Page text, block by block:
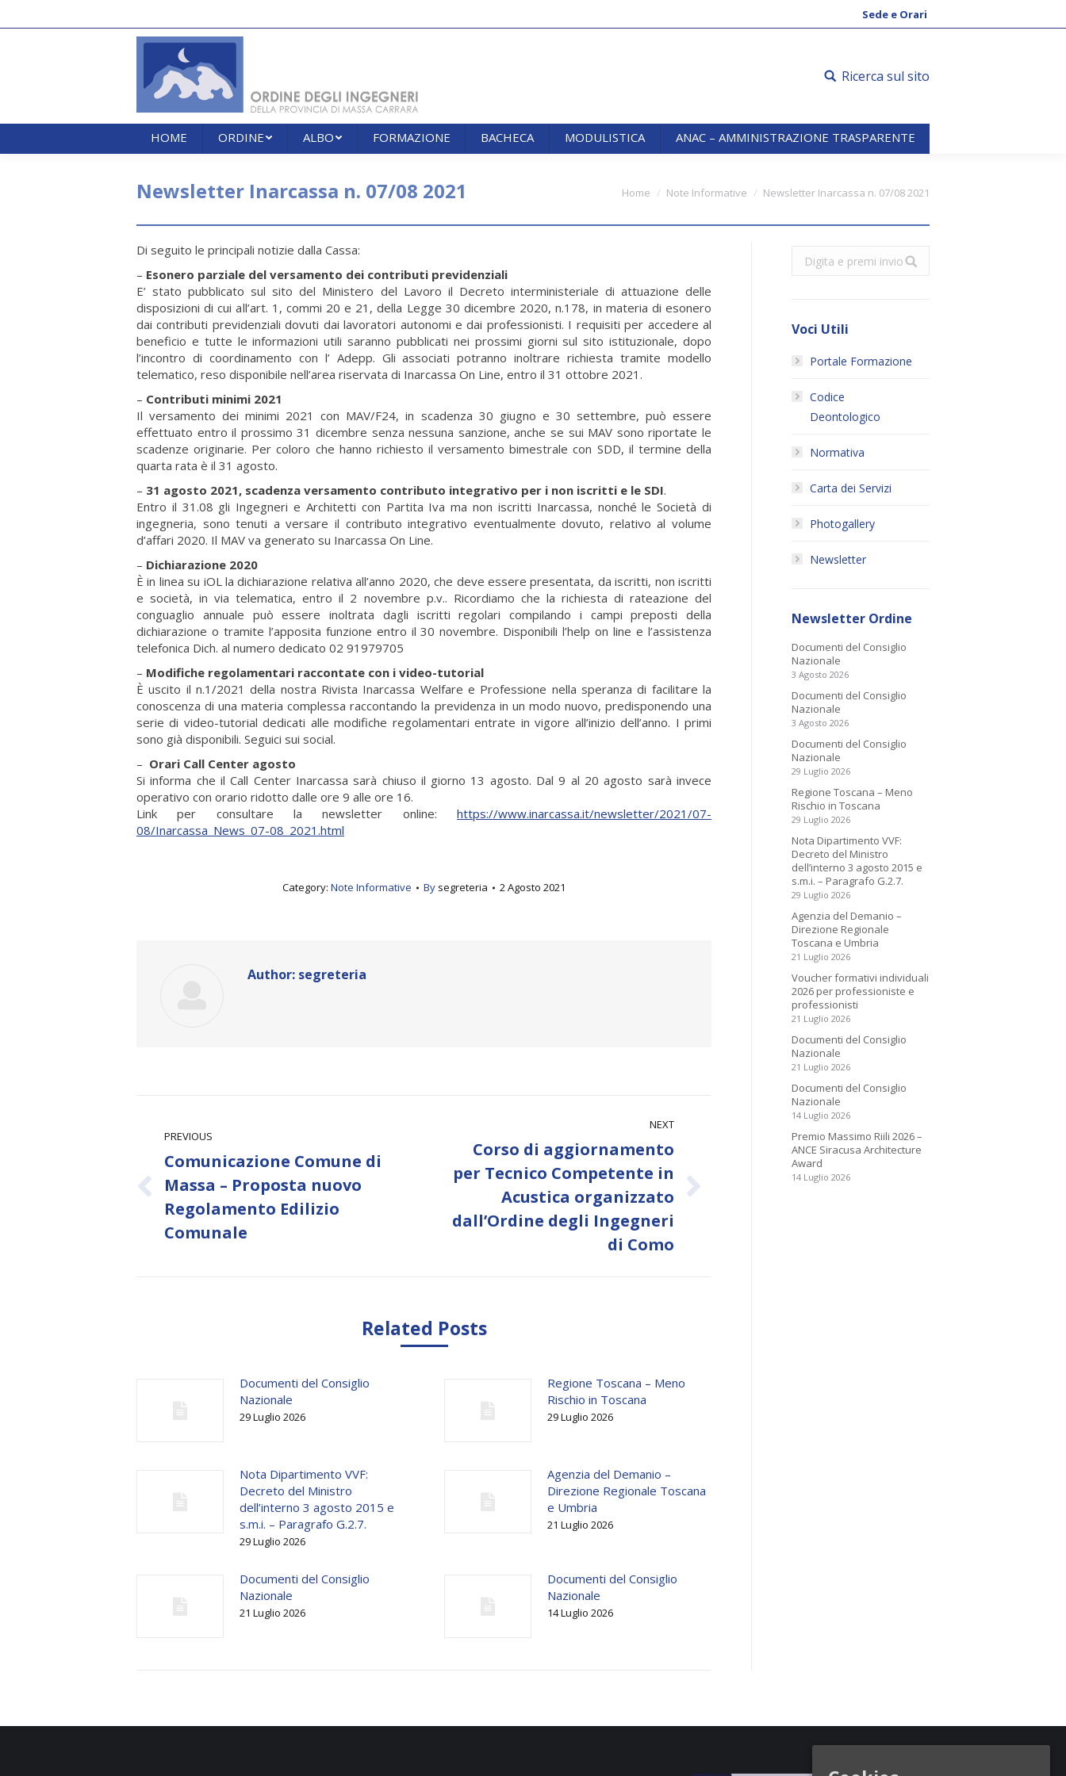
Sede e Orari
Ricerca sul sito
HOME ORDINE ALBO FORMAZIONE BACHECA MODULISTICA ANAC – AMMINISTRAZIONE TRASPARENTE
Newsletter Inarcassa n. 07/08 2021 Home Note Informative Newsletter Inarcassa n. 07/08 2021
Di seguito le principali notizie dalla Cassa:
– Esonero parziale del versamento dei contributi previdenziali
E’ stato pubblicato sul sito del Ministero del Lavoro il Decreto interministeriale di attuazione delle
disposizioni di cui all’art. 1, commi 20 e 21, della Legge 30 dicembre 2020, n.178, in materia di esonero
dai contributi previdenziali dovuti dai lavoratori autonomi e dai professionisti. I requisiti per accedere al
beneficio e tutte le informazioni utili saranno pubblicati nei prossimi giorni sul sito istituzionale, dopo
l’incontro di coordinamento con l’ Adepp. Gli associati potranno inoltrare richiesta tramite modello
telematico, reso disponibile nell’area riservata di Inarcassa On Line, entro il 31 ottobre 2021.
– Contributi minimi 2021
Il versamento dei minimi 2021 con MAV/F24, in scadenza 30 giugno e 30 settembre, può essere
effettuato entro il prossimo 31 dicembre senza nessuna sanzione, anche se sui MAV sono riportate le
scadenze originarie. Per coloro che hanno richiesto il versamento bimestrale con SDD, il termine della
quarta rata è il 31 agosto.
– 31 agosto 2021, scadenza versamento contributo integrativo per i non iscritti e le SDI.
Entro il 31.08 gli Ingegneri e Architetti con Partita Iva ma non iscritti Inarcassa, nonché le Società di
ingegneria, sono tenuti a versare il contributo integrativo eventualmente dovuto, relativo al volume
d’affari 2020. Il MAV va generato su Inarcassa On Line.
– Dichiarazione 2020
È in linea su iOL la dichiarazione relativa all’anno 2020, che deve essere presentata, da iscritti, non iscritti
e società, in via telematica, entro il 2 novembre p.v.. Ricordiamo che la richiesta di rateazione del
conguaglio annuale può essere inoltrata dagli iscritti regolari compilando i campi preposti della
dichiarazione o tramite l’apposita funzione entro il 30 novembre. Disponibili l’help on line e l’assistenza
telefonica Dich. al numero dedicato 02 91979705
– Modifiche regolamentari raccontate con i video-tutorial
È uscito il n.1/2021 della nostra Rivista Inarcassa Welfare e Professione nella speranza di facilitare la
conoscenza di una materia complessa raccontando la previdenza in un modo nuovo, predisponendo una
serie di video-tutorial dedicati alle modifiche regolamentari entrate in vigore all’inizio dell’anno. I primi
sono già disponibili. Seguici sui social.
– Orari Call Center agosto
Si informa che il Call Center Inarcassa sarà chiuso il giorno 13 agosto. Dal 9 al 20 agosto sarà invece
operativo con orario ridotto dalle ore 9 alle ore 16.
Link per consultare la newsletter online: https://www.inarcassa.it/newsletter/2021/07-
08/Inarcassa_News_07-08_2021.html
Category: Note Informative By segreteria 2 Agosto 2021
Author: segreteria
navigation
PREVIOUS
Previous
post:
Comunicazione Comune di
Massa – Proposta nuovo
Regolamento Edilizio
Comunale
NEXT
Corso di aggiornamento
per Tecnico Competente in
Acustica organizzato
dall’Ordine degli Ingegneri
di Como
Related Posts
Documenti del Consiglio
Nazionale
29 Luglio 2026
Regione Toscana – Meno
Rischio in Toscana
29 Luglio 2026
Nota Dipartimento VVF:
Decreto del Ministro
dell’interno 3 agosto 2015 e
s.m.i. – Paragrafo G.2.7.
29 Luglio 2026
Agenzia del Demanio –
Direzione Regionale Toscana
e Umbria
21 Luglio 2026
Documenti del Consiglio
Nazionale
21 Luglio 2026
Documenti del Consiglio
Nazionale
14 Luglio 2026
Search:
Voci Utili
Portale Formazione
Codice
Deontologico
Normativa
Carta dei Servizi
Photogallery
Newsletter
Newsletter Ordine
Documenti del Consiglio
Nazionale
3 Agosto 2026
Documenti del Consiglio
Nazionale
3 Agosto 2026
Documenti del Consiglio
Nazionale
29 Luglio 2026
Regione Toscana – Meno
Rischio in Toscana
29 Luglio 2026
Nota Dipartimento VVF:
Decreto del Ministro
dell’interno 3 agosto 2015 e
s.m.i. – Paragrafo G.2.7.
29 Luglio 2026
Agenzia del Demanio –
Direzione Regionale
Toscana e Umbria
21 Luglio 2026
Voucher formativi individuali
2026 per professioniste e
professionisti
21 Luglio 2026
Documenti del Consiglio
Nazionale
21 Luglio 2026
Documenti del Consiglio
Nazionale
14 Luglio 2026
Premio Massimo Riili 2026 –
ANCE Siracusa Architecture
Award
14 Luglio 2026
ANAC – AMMINISTRAZIONE TRASPARENTE